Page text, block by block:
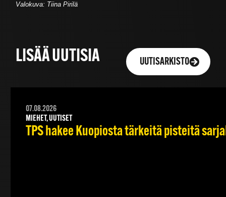
Valokuva: Tiina Pirilä
LISÄÄ UUTISIA UUTISARKISTO
07.08.2026
MIEHET, UUTISET
TPS hakee Kuopiosta tärkeitä pisteitä